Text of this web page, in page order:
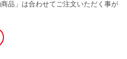
品」は合わせてご注文いただく事が